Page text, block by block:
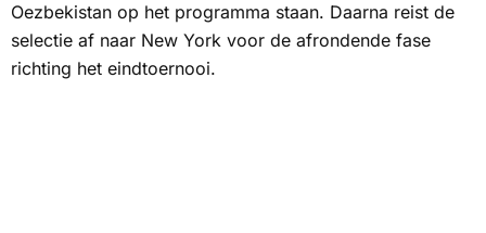
Oezbekistan op het programma staan. Daarna reist de
selectie af naar New York voor de afrondende fase
richting het eindtoernooi.